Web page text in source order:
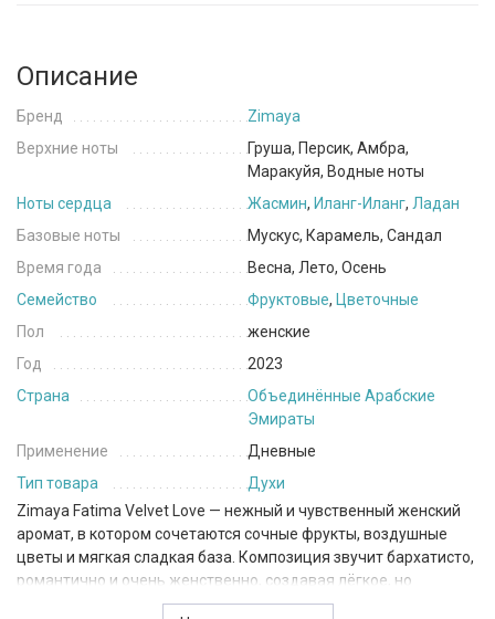
Описание
Бренд
Zimaya
Верхние ноты
Груша, Персик, Амбра,
Маракуйя, Водные ноты
Ноты сердца
Жасмин, Иланг-Иланг, Ладан
Базовые ноты
Мускус, Карамель, Сандал
Время года
Весна, Лето, Осень
Семейство
Фруктовые, Цветочные
Пол
женские
Год
2023
Страна
Объединённые Арабские
Эмираты
Применение
Дневные
Тип товара
Духи
Zimaya Fatima Velvet Love — нежный и чувственный женский
аромат, в котором сочетаются сочные фрукты, воздушные
цветы и мягкая сладкая база. Композиция звучит бархатисто,
романтично и очень женственно, создавая лёгкое, но
притягательное настроение.